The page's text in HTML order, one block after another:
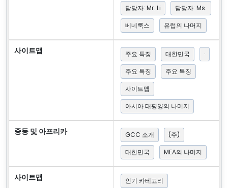
담당자: Mr. Li
담당자: Ms.
베네룩스
유럽의 나머지
사이트맵 주요 특징 대한민국
·
주요 특징
주요 특징
사이트맵
아시아 태평양의 나머지
중동 및 아프리카 GCC 소개
(주)
대한민국
MEA의 나머지
사이트맵
인기 카테고리